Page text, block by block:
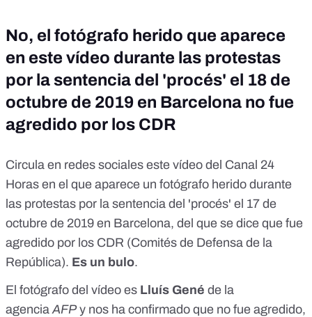
No, el fotógrafo herido que aparece
en este vídeo durante las protestas
por la sentencia del 'procés' el 18 de
octubre de 2019 en Barcelona no fue
agredido por los CDR
Circula en redes sociales este vídeo del Canal 24
Horas en el que aparece un fotógrafo herido durante
las protestas por la sentencia del 'procés' el 17 de
octubre de 2019 en Barcelona, del que se dice que fue
agredido por los CDR (Comités de Defensa de la
República). Es un bulo.
El fotógrafo del vídeo es Lluís Gené de la
agencia AFPy nos ha confirmado que no fue agredido,